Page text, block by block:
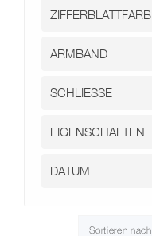
Sortieren nach